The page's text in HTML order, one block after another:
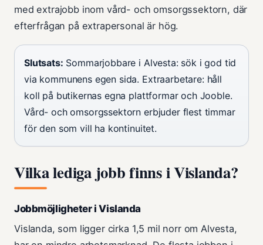
med extrajobb inom vård- och omsorgssektorn, där
efterfrågan på extrapersonal är hög.
Slutsats: Sommarjobbare i Alvesta: sök i god tid
via kommunens egen sida. Extraarbetare: håll
koll på butikernas egna plattformar och Jooble.
Vård- och omsorgssektorn erbjuder flest timmar
för den som vill ha kontinuitet.
Vilka lediga jobb finns i Vislanda?
Jobbmöjligheter i Vislanda
Vislanda, som ligger cirka 1,5 mil norr om Alvesta,